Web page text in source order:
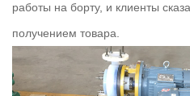
работы на борту, и клиенты
получением товара.